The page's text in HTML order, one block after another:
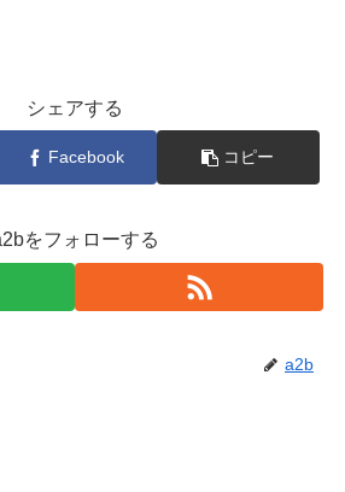
シェアする
Facebook コピー
をフォローする
a2b